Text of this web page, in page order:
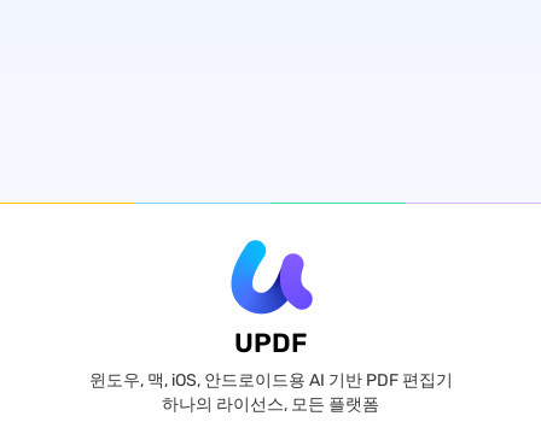
UPDF
윈도우, 맥, iOS, 안드로이드용 AI 기반 PDF 편집기
하나의 라이선스, 모든 플랫폼